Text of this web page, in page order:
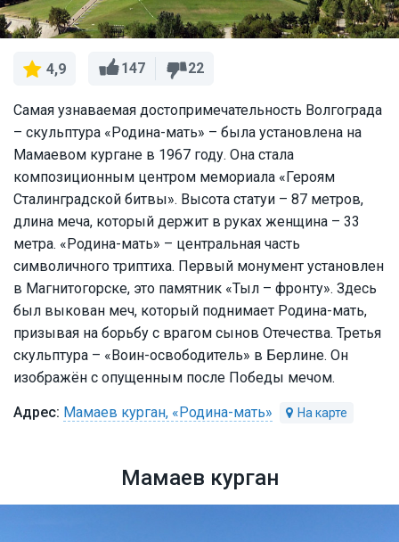
4,9 147 22
Самая узнаваемая достопримечательность Волгограда
– скульптура «Родина-мать» – была установлена на
Мамаевом кургане в 1967 году. Она стала
композиционным центром мемориала «Героям
Сталинградской битвы». Высота статуи – 87 метров,
длина меча, который держит в руках женщина – 33
метра. «Родина-мать» – центральная часть
символичного триптиха. Первый монумент установлен
в Магнитогорске, это памятник «Тыл – фронту». Здесь
был выкован меч, который поднимает Родина-мать,
призывая на борьбу с врагом сынов Отечества. Третья
скульптура – «Воин-освободитель» в Берлине. Он
изображён с опущенным после Победы мечом.
Мамаев курган, «Родина-мать»
Мамаев курган